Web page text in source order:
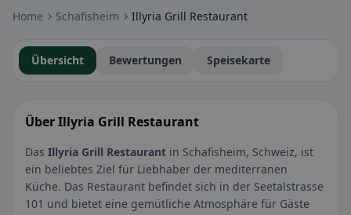
Home Schafisheim Illyria Grill Restaurant
Übersicht Bewertungen Speisekarte
Über Illyria Grill Restaurant
Das Illyria Grill Restaurant in Schafisheim, Schweiz, ist
ein beliebtes Ziel für Liebhaber der mediterranen
Küche. Das Restaurant befindet sich in der Seetalstrasse
101 und bietet eine gemütliche Atmosphäre für Gäste